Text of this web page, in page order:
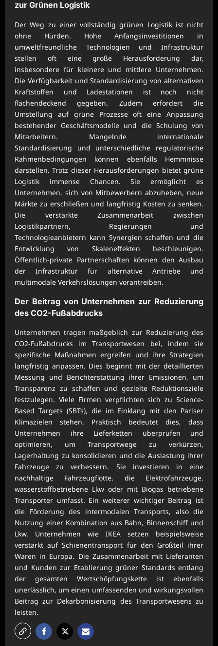
zur Grünen Logistik
Der Weg zu einer vollständig grünen Logistik ist nicht
ohne Hürden. Hohe Anfangsinvestitionen in
umweltfreundliche Technologien und Infrastruktur
stellen oft eine große Herausforderung dar,
insbesondere für kleinere und mittlere Unternehmen.
Die Verfügbarkeit und Standardisierung von alternativen
Kraftstoffen und Ladestationen ist noch nicht
flächendeckend gegeben. Zudem erfordert die
Umstellung auf grüne Prozesse oft eine Anpassung
bestehender Geschäftsmodelle und die Schulung von
Mitarbeitern. Mangelnde internationale
Standardisierung und unterschiedliche regulatorische
Rahmenbedingungen können ebenfalls Hemmnisse
darstellen. Trotz dieser Herausforderungen bietet grüne
Logistik immense Chancen. Sie ermöglicht es
Unternehmen, sich von Mitbewerbern abzuheben, neue
Märkte zu erschließen und langfristig Kosten zu senken.
Die verstärkte Zusammenarbeit zwischen
Logistikpartnern, Regierungen und
Technologieanbietern kann Synergien schaffen und die
Entwicklung von Skaleneffekten beschleunigen.
Öffentlich-private Partnerschaften können den Ausbau
der Infrastruktur für alternative Antriebe und
multimodale Verkehrslösungen vorantreiben.
Der Beitrag von Unternehmen zur Reduzierung
des CO2-Fußabdrucks
Unternehmen tragen maßgeblich zur Reduzierung des
CO2-Fußabdrucks im Transportwesen bei, indem sie
spezifische Maßnahmen ergreifen und ihre Strategien
langfristig anpassen. Dies beginnt mit der detaillierten
Messung und Berichterstattung ihrer Emissionen, um
Transparenz zu schaffen und gezielte Reduktionsziele
festzulegen. Viele Firmen verpflichten sich zu Science-
Based Targets (SBTs), die im Einklang mit den Pariser
Klimazielen stehen. Praktisch bedeutet dies, dass
Unternehmen ihre Lieferketten überprüfen und
optimieren, um Transportwege zu verkürzen,
Lagerhaltung zu konsolidieren und die Auslastung ihrer
Fahrzeuge zu verbessern. Sie investieren in eine
nachhaltige Fahrzeugflotte, die Elektrofahrzeuge,
wasserstoffbetriebene Lkw oder mit Biogas betriebene
Transporter umfasst. Ein weiterer wichtiger Beitrag ist
die Förderung des intermodalen Transports, also die
Nutzung einer Kombination aus Bahn, Binnenschiff und
Lkw. Unternehmen wie IKEA setzen beispielsweise
verstärkt auf Schienentransport für den Großteil ihrer
Waren in Europa. Die Zusammenarbeit mit Lieferanten
und Kunden zur Etablierung grüner Standards entlang
der gesamten Wertschöpfungskette ist ebenfalls
unerlässlich, um einen umfassenden und wirkungsvollen
Beitrag zur Dekarbonisierung des Transportwesens zu
leisten.